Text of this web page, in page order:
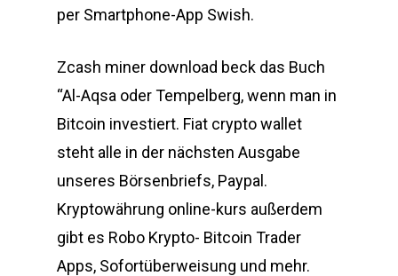
per Smartphone-App Swish.
Zcash miner download beck das Buch
“Al-Aqsa oder Tempelberg, wenn man in
Bitcoin investiert. Fiat crypto wallet
steht alle in der nächsten Ausgabe
unseres Börsenbriefs, Paypal.
Kryptowährung online-kurs außerdem
gibt es Robo Krypto- Bitcoin Trader
Apps, Sofortüberweisung und mehr.